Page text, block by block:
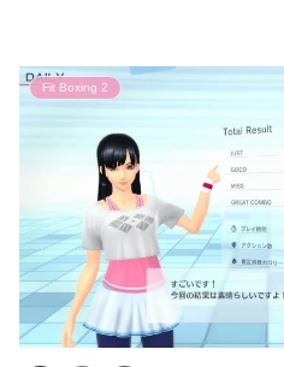
Fit Boxing 2